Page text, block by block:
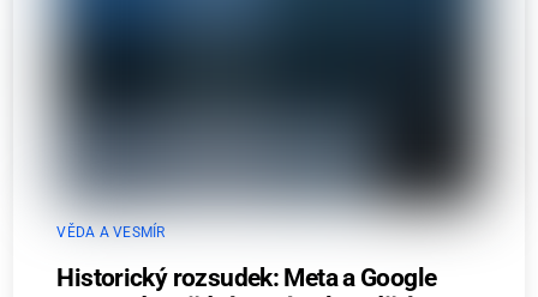
VĚDA A VESMÍR
Historický rozsudek: Meta a Google